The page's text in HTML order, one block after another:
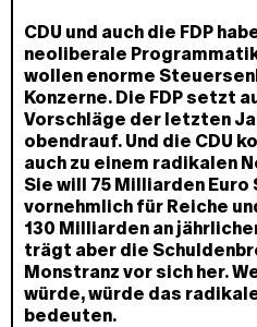
CDU und auch die FDP
neoliberale
wollen enorme
Konzerne. Die FDP setzt
Vorschläge der letzten
obendrauf. Und die CDU
auch zu einem radikalen
Sie will 75 Milliarden
vornehmlich für Reiche
130 Milliarden an
trägt aber die
Monstranz vor sich her.
würde, würde das
bedeuten.